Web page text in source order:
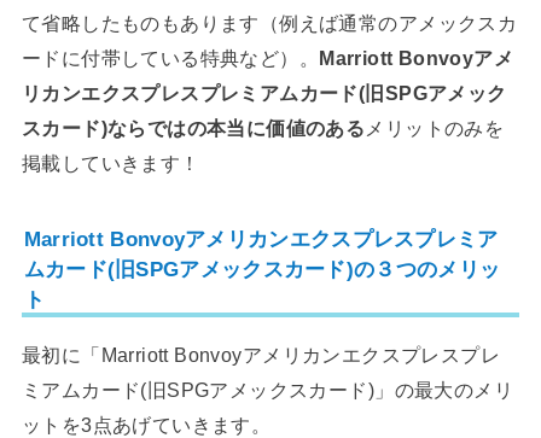
て省略したものもあります（例えば通常のアメックスカ
ードに付帯している特典など）。 Marriott Bonvoyアメ
リカンエクスプレスプレミアムカード(旧SPGアメック
スカード)ならではの本当に価値のある メリットのみを
掲載していきます！
Marriott Bonvoyアメリカンエクスプレスプレミア
ムカード(旧SPGアメックスカード)の３つのメリッ
ト
最初に「Marriott Bonvoyアメリカンエクスプレスプレ
ミアムカード(旧SPGアメックスカード)」の最大のメリ
ットを3点あげていきます。